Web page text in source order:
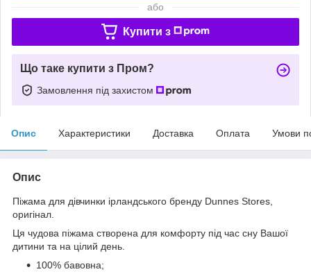
або
Купити з
Що таке купити з Пром?
Замовлення під захистом
Опис Характеристики Доставка Оплата Умови
Опис
Піжама для дівчинки ірландського бренду Dunnes Stores,
оригінал.
Ця чудова піжама створена для комфорту під час сну Вашої
дитини та на цілий день.
100% бавовна;